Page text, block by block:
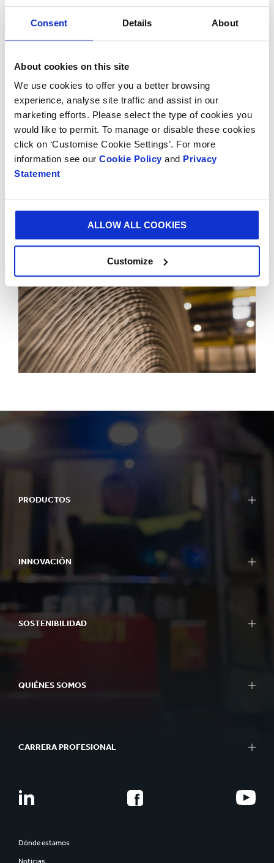
Consent Details About
About cookies on this site
We use cookies to offer you a better browsing
experience, analyse site traffic and assist in our
marketing efforts. Please select the type of cookies you
would like to permit. To manage or disable these cookies
click on ‘Customise Cookie Settings’. For more
information see our Cookie Policy and Privacy
Statement
ALLOW ALL COOKIES
Customize
También comentando sobre la inversión, Andreas
Noss, Director de la Planta Hoya de Smurfit Kappa,
dijo: “Esta inversión hará de la PM2 una máquina de
satisfacer las necesidades cambiantes de nuestros
clientes . Aumentará la velocidad de producción y
producirá papel liviano de la manera más eficiente y
sostenible posible ”.
La planta de Hoya en Alemania ha estado en
funcionamiento durante más de 50 años y es un
importante empleador regional, con más de 300
PRODUCTOS
INNOVACIÓN
SOSTENIBILIDAD
QUIÉNES SOMOS
CARRERA PROFESIONAL
Dónde estamos
Noticias